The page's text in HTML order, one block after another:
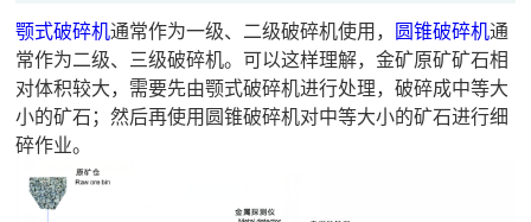
颚式破碎机通常作为一级、二级破碎机使用， 圆锥破碎机通
常作为二级、三级破碎机。可以这样理解，金矿原矿矿石相
对体积较大，需要先由颚式破碎机进行处理，破碎成中等大
小的矿石；然后再使用圆锥破碎机对中等大小的矿石进行细
碎作业。
 案例中心
 服务体系